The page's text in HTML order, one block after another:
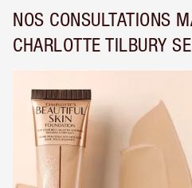
NOS CONSULTATIONS
CHARLOTTE TILBURY